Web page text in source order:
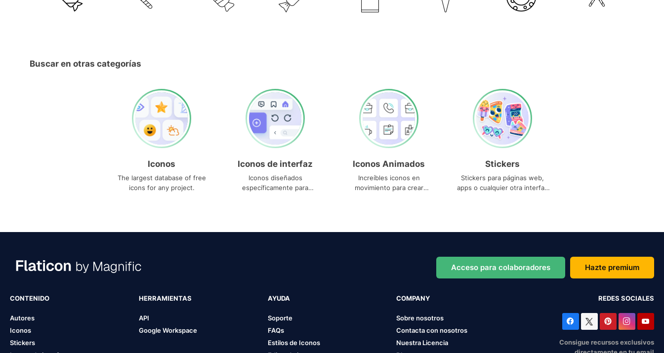
Buscar en otras categorías
Iconos
The largest database of free
icons for any project.
Iconos de interfaz
Iconos diseñados
específicamente para
Iconos Animados
Increíbles iconos en
movimiento para crear
Stickers
Stickers para páginas web,
apps o cualquier otra interfaz
Acceso para colaboradores Hazte premium
CONTENIDO
Autores
Iconos
Stickers
HERRAMIENTAS
API
Google Workspace
AYUDA
Soporte
FAQs
Estilos de Iconos
COMPANY
Sobre nosotros
Contacta con nosotros
Nuestra Licencia
REDES SOCIALES
Consigue recursos exclusivos